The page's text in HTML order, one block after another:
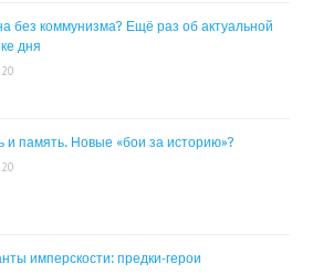
без коммунизма? Ещё раз об актуальной
дня
и память. Новые «бои за историю»?
имперскости: предки-герои